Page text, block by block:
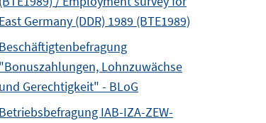
East Germany (DDR) 1989 (BTE1989)
Beschäftigtenbefragung
"Bonuszahlungen, Lohnzuwächse
und Gerechtigkeit" - BLoG
Betriebsbefragung IAB-IZA-ZEW-